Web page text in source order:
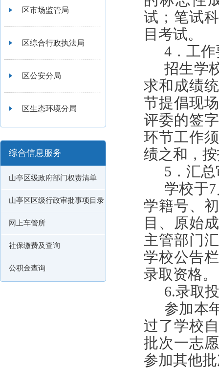
区市场监管局
区综合行政执法局
区公安分局
区生态环境分局
综合信息服务
山亭区级政府部门权责清单
山亭区区级行政审批事项目录
网上车管所
社保缴费及查询
公积金查询
试；笔试
目考试。
4．工
招生学
求和成绩
节提倡现
评委的签
环节工作
绩之和，
5．汇
学校于7
学籍号、
目、原始
主管部门
学校公告
录取资格。
6.录取
参加本
过了学校
批次一志
参加其他